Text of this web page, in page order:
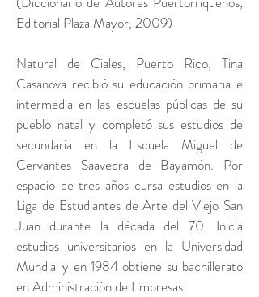
Editorial Plaza Mayor, 2009)
Natural de Ciales, Puerto Rico, Tina
Casanova recibió su educación primaria e
intermedia en las escuelas públicas de su
pueblo natal y completó sus estudios de
secundaria en la Escuela Miguel de
Cervantes Saavedra de Bayamón. Por
espacio de tres años cursa estudios en la
Liga de Estudiantes de Arte del Viejo San
Juan durante la década del 70. Inicia
estudios universitarios en la Universidad
Mundial y en 1984 obtiene su bachillerato
en Administración de Empresas.